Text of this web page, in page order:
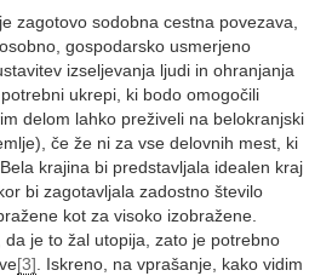
zagotovo sodobna cestna povezava,
gospodarsko usmerjeno
izseljevanja ljudi in ohranjanja
ukrepi, ki bodo omogočili
delom lahko preživeli na belokranjski
če že ni za vse delovnih mest, ki
krajina bi predstavljala idealen kraj
bi zagotavljala zadostno število
kot za visoko izobražene.
je to žal utopija, zato je potrebno
[3] . Iskreno, na vprašanje, kako vidim